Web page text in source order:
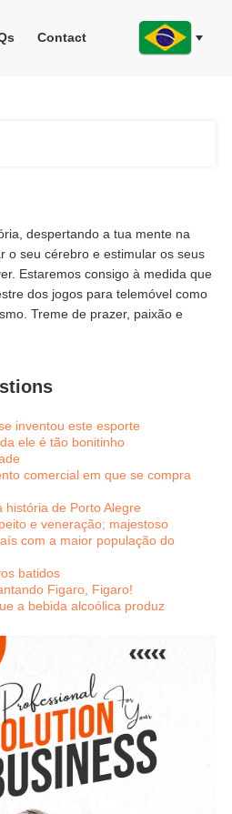
Contact
despertando a tua mente na
o seu cérebro e estimular os seus
Estaremos consigo à medida que
dos jogos para telemóvel como
Treme de prazer, paixão e
inventou este esporte
ele é tão bonitinho
comercial em que se compra
história de Porto Alegre
e veneração; majestoso
com a maior população do
batidos
Figaro, Figaro!
a bebida alcoólica produz